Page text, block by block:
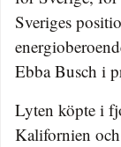
Sveriges
Ebba Busch i
Lyten köpte i
Kalifornien